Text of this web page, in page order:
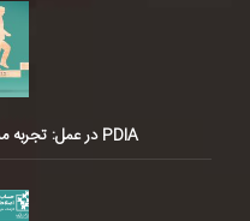
PDIA در عمل: تجربه مدیریت تعارض منافع در ایران